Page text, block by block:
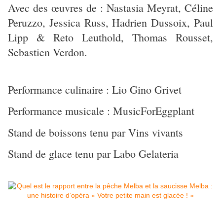
Avec des œuvres de : Nastasia Meyrat, Céline
Peruzzo, Jessica Russ, Hadrien Dussoix, Paul
Lipp & Reto Leuthold, Thomas Rousset,
Sebastien Verdon.
Performance culinaire : Lio Gino Grivet
Performance musicale : MusicForEggplant
Stand de boissons tenu par Vins vivants
Stand de glace tenu par Labo Gelateria